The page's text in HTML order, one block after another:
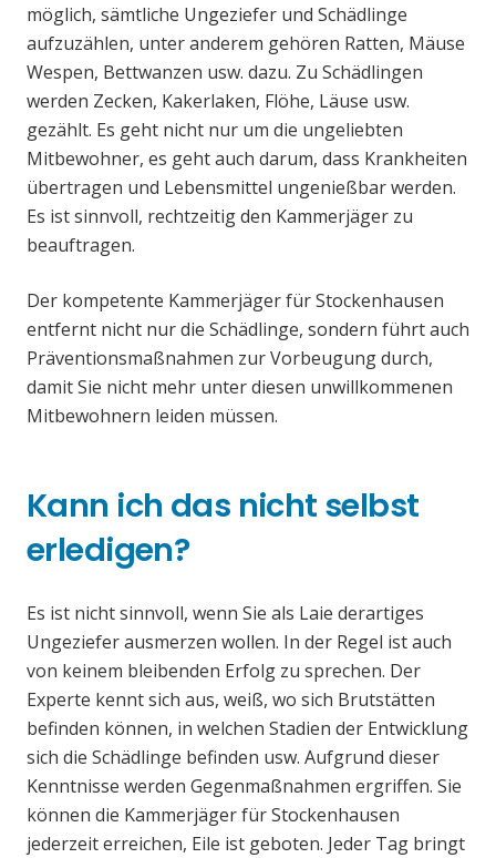
möglich, sämtliche Ungeziefer und Schädlinge
aufzuzählen, unter anderem gehören Ratten, Mäuse
Wespen, Bettwanzen usw. dazu. Zu Schädlingen
werden Zecken, Kakerlaken, Flöhe, Läuse usw.
gezählt. Es geht nicht nur um die ungeliebten
Mitbewohner, es geht auch darum, dass Krankheiten
übertragen und Lebensmittel ungenießbar werden.
Es ist sinnvoll, rechtzeitig den Kammerjäger zu
beauftragen.
Der kompetente Kammerjäger für Stockenhausen
entfernt nicht nur die Schädlinge, sondern führt auch
Präventionsmaßnahmen zur Vorbeugung durch,
damit Sie nicht mehr unter diesen unwillkommenen
Mitbewohnern leiden müssen.
Kann ich das nicht selbst
erledigen?
Es ist nicht sinnvoll, wenn Sie als Laie derartiges
Ungeziefer ausmerzen wollen. In der Regel ist auch
von keinem bleibenden Erfolg zu sprechen. Der
Experte kennt sich aus, weiß, wo sich Brutstätten
befinden können, in welchen Stadien der Entwicklung
sich die Schädlinge befinden usw. Aufgrund dieser
Kenntnisse werden Gegenmaßnahmen ergriffen. Sie
können die Kammerjäger für Stockenhausen
jederzeit erreichen, Eile ist geboten. Jeder Tag bringt